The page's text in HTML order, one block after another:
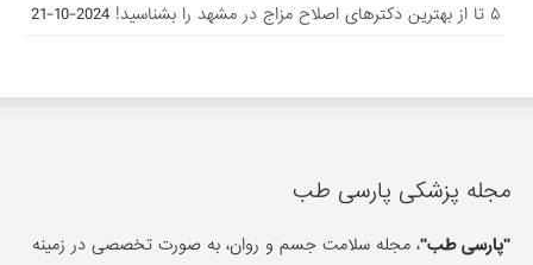
۵ تا از بهترین دکتر‌های اصلاح مزاج در مشهد را بشناسید!
2024-10-21
مجله پزشکی پارسی طب
"پارسی طب"، مجله سلامت جسم و روان، به صورت تخصصی در زمینه